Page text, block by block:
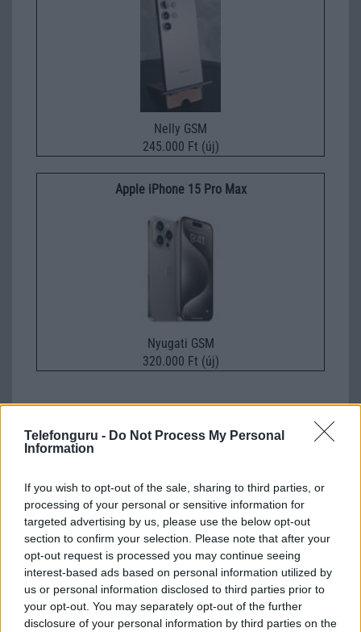
Telefonguru - Do Not Process My Personal
Information
If you wish to opt-out of the sale, sharing to third parties, or
processing of your personal or sensitive information for
targeted advertising by us, please use the below opt-out
section to confirm your selection. Please note that after your
opt-out request is processed you may continue seeing
interest-based ads based on personal information utilized by
us or personal information disclosed to third parties prior to
your opt-out. You may separately opt-out of the further
disclosure of your personal information by third parties on the
Nelly GSM
245.000 Ft (új)
Apple iPhone 15 Pro Max
Nyugati GSM
320.000 Ft (új)
2007-7-24 2:19:06 PM
Vééééégre ELSÕ vok tök jo tella,csak hát..nem lesz kevés ez
sem...deh jo teló,csak kár h nincsen wifi
mitya
na ez is beallhat a sorba a tobbi 5mp s csodahoz k850i n95...